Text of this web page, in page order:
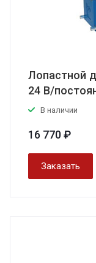
Лопастной
24 В/
В наличии
16 770 ₽
Заказать